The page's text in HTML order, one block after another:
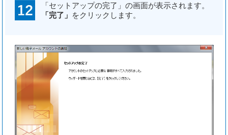
「セットアップの完了」の画面が表示されます。
「完了」 をクリックします。